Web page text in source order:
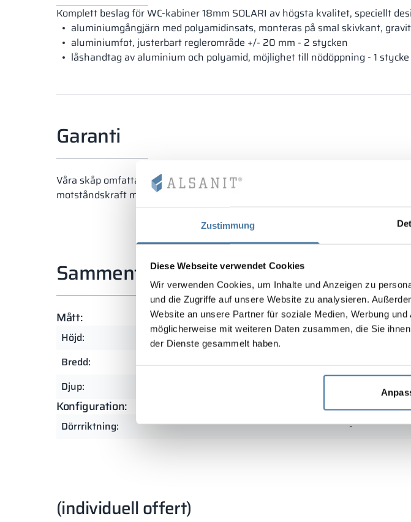
Zustimmung
Diese Webseite verwendet Cookies
Wir verwenden Cookies, um Inhalte und Anzeigen zu
und die Zugriffe auf unsere Website zu analysieren.
Website an unsere Partner für soziale Medien, Werbung
möglicherweise mit weiteren Daten zusammen, die Sie
der Dienste gesammelt haben.
Komplett beslag för WC-kabiner 18mm SOLARI av högsta kvalitet, speciellt
aluminiumgångjärn med polyamidinsats, monteras på smal skivkant,
aluminiumfot, justerbart reglerområde +/- 20 mm - 2 stycken
låshandtag av aluminium och polyamid, möjlighet till nödöppning - 1 stycke
Garanti
Våra skåp omfattas av garanti och tillverkas i Polen av material av högsta
motståndskraft mot intensiv användning. Noggrann bearbetning och
Sammenfatning
Mått:
Höjd:
-
Bredd:
-
Djup:
Konfiguration:
Dörrriktning: -
(individuell offert)